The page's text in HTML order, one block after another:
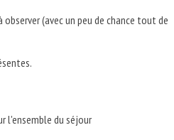
(avec un peu de chance tout de
l'ensemble du séjour